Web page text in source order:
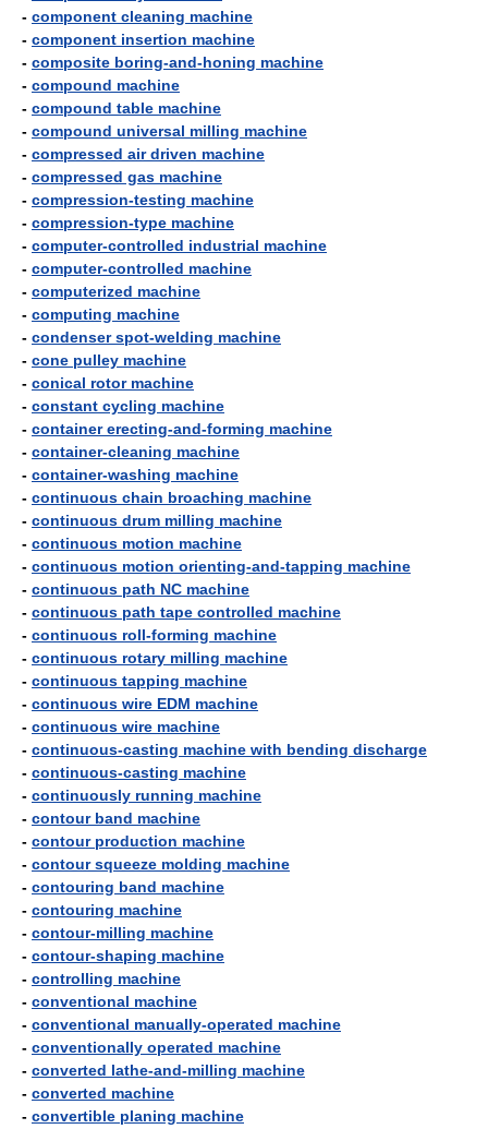
- component cleaning machine
- component insertion machine
- composite boring-and-honing machine
- compound machine
- compound table machine
- compound universal milling machine
- compressed air driven machine
- compressed gas machine
- compression-testing machine
- compression-type machine
- computer-controlled industrial machine
- computer-controlled machine
- computerized machine
- computing machine
- condenser spot-welding machine
- cone pulley machine
- conical rotor machine
- constant cycling machine
- container erecting-and-forming machine
- container-cleaning machine
- container-washing machine
- continuous chain broaching machine
- continuous drum milling machine
- continuous motion machine
- continuous motion orienting-and-tapping machine
- continuous path NC machine
- continuous path tape controlled machine
- continuous roll-forming machine
- continuous rotary milling machine
- continuous tapping machine
- continuous wire EDM machine
- continuous wire machine
- continuous-casting machine with bending discharge
- continuous-casting machine
- continuously running machine
- contour band machine
- contour production machine
- contour squeeze molding machine
- contouring band machine
- contouring machine
- contour-milling machine
- contour-shaping machine
- controlling machine
- conventional machine
- conventional manually-operated machine
- conventionally operated machine
- converted lathe-and-milling machine
- converted machine
- convertible planing machine